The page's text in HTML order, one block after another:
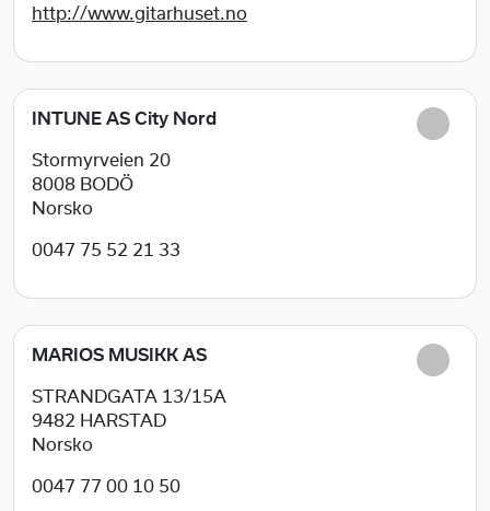
http://www.gitarhuset.no
INTUNE AS City Nord
Stormyrveien 20
8008 BODÖ
Norsko
0047 75 52 21 33
MARIOS MUSIKK AS
STRANDGATA 13/15A
9482 HARSTAD
Norsko
0047 77 00 10 50